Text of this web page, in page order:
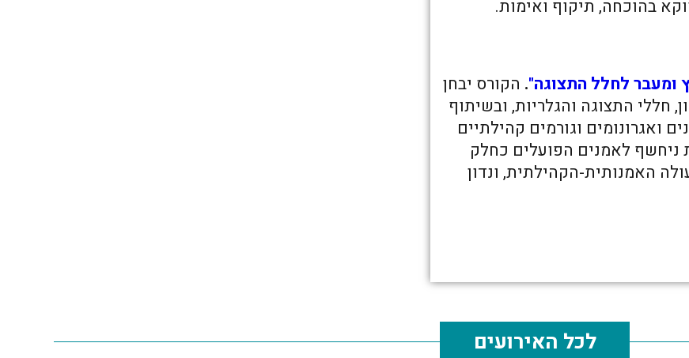
בהוכחה, תיקוף ואימות.
ומעבר לחלל התצוגה". הקורס יבחן
חללי התצוגה והגלריות, ובשיתוף
ואגרונומים וגורמים קהילתיים
ניחשף לאמנים הפועלים כחלק
האמנותית-הקהילתית, ונדון
לכל האירועים